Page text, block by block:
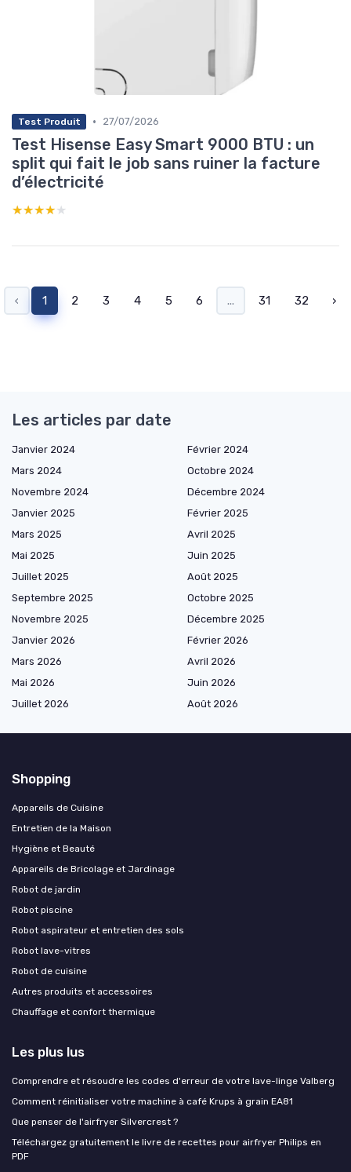
Test Produit • 27/07/2026
Test Hisense Easy Smart 9000 BTU : un
split qui fait le job sans ruiner la facture
d’électricité
★★★★★
★★★★★
‹ 1 2 3 4 5 6 ... 31 32 ›
Les articles par date
Janvier 2024
Février 2024
Mars 2024
Octobre 2024
Novembre 2024
Décembre 2024
Janvier 2025
Février 2025
Mars 2025
Avril 2025
Mai 2025
Juin 2025
Juillet 2025
Août 2025
Septembre 2025
Octobre 2025
Novembre 2025
Décembre 2025
Janvier 2026
Février 2026
Mars 2026
Avril 2026
Mai 2026
Juin 2026
Juillet 2026
Août 2026
Shopping
Appareils de Cuisine
Entretien de la Maison
Hygiène et Beauté
Appareils de Bricolage et Jardinage
Robot de jardin
Robot piscine
Robot aspirateur et entretien des sols
Robot lave-vitres
Robot de cuisine
Autres produits et accessoires
Chauffage et confort thermique
Les plus lus
Comprendre et résoudre les codes d'erreur de votre lave-linge Valberg
Comment réinitialiser votre machine à café Krups à grain EA81
Que penser de l'airfryer Silvercrest ?
Téléchargez gratuitement le livre de recettes pour airfryer Philips en
PDF